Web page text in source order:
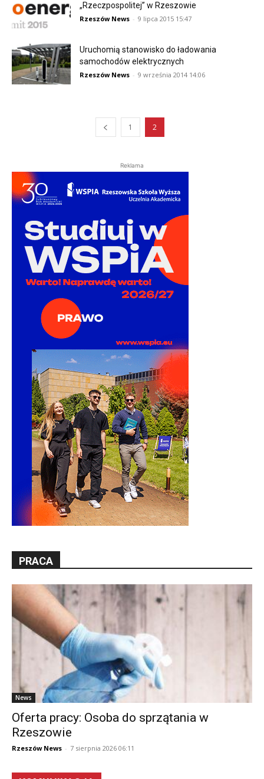
„Rzeczpospolitej” w Rzeszowie
Rzeszów News - 9 lipca 2015 15:47
Uruchomią stanowisko do ładowania
samochodów elektrycznych
Rzeszów News - 9 września 2014 14:06
1 2
Reklama
PRACA
News
Oferta pracy: Osoba do sprzątania w
Rzeszowie
Rzeszów News - 7 sierpnia 2026 06:11